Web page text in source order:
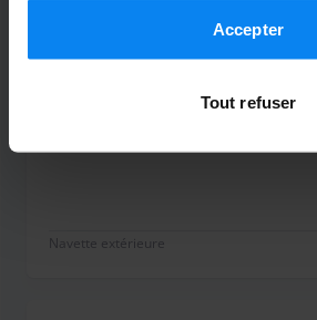
mais vous pouvez modifier vos
moment. Pour plus de détails,
Accepter
Tout refuser
Garé du 27/07/2026 au 03/08/2026
Exact volgens verwachting!
Navette extérieure